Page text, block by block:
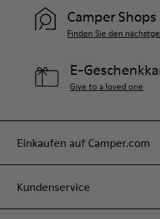
Einkaufen auf Camper.com
Kundenservice
Camper Shops
Finden Sie den
E-
Give to a loved one